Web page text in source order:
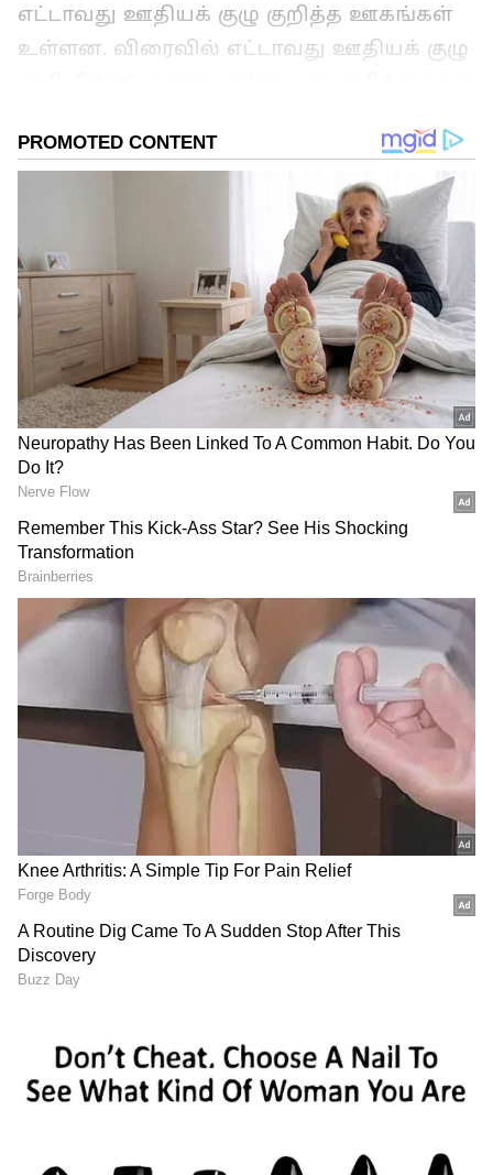
எட்டாவது ஊதியக் குழு குறித்த ஊகங்கள்
உள்ளன. விரைவில் எட்டாவது ஊதியக் குழு
ஏசியாநெட் தமிழ்-ஐ உங்கள் முதன்மைத்
தேர்வாக்குங்கள்
2
10
8th Pay Commission
எட்டாவது ஊதியக் குழு அமைக்கக் கோரி
மத்திய அரசு ஊழியர்கள் சமீபத்தில் கூட்டம்
நடத்தினர். எனவே, எட்டாவது ஊதியக் குழு
விரைவில் அமைக்கப்படலாம் என்று